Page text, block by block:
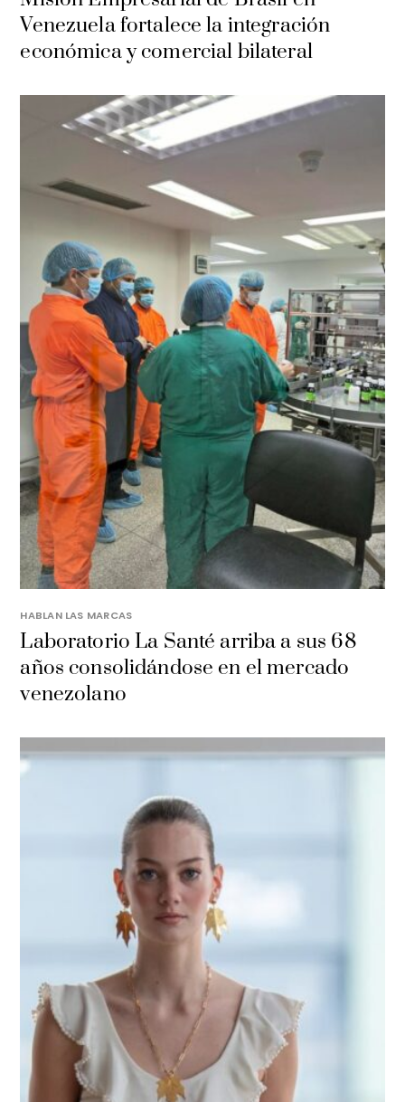
Venezuela fortalece la integración
económica y comercial bilateral
HABLAN LAS MARCAS
Laboratorio La Santé arriba a sus 68
años consolidándose en el mercado
venezolano